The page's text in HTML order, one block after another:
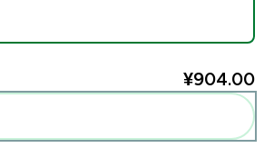
¥904.00‎